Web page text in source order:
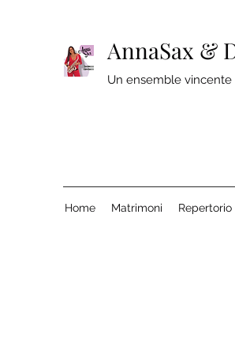
AnnaSax &
Un ensemble vincente
Home Matrimoni